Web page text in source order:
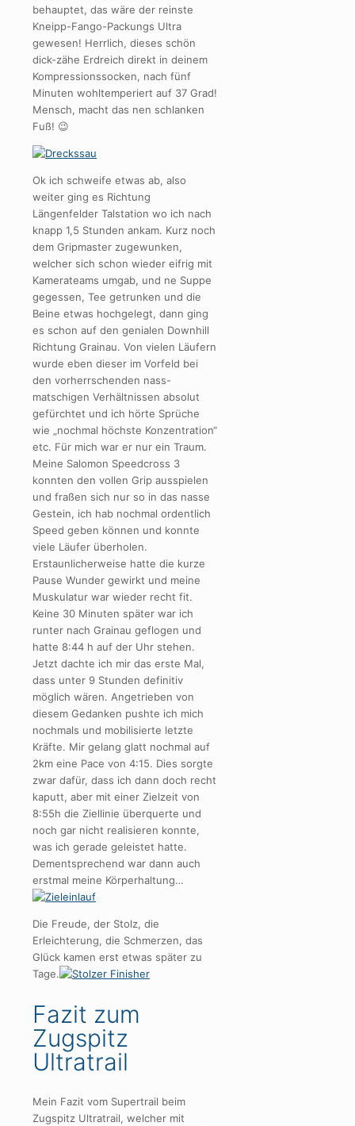
behauptet, das wäre der reinste
Kneipp-Fango-Packungs Ultra
gewesen! Herrlich, dieses schön
dick-zähe Erdreich direkt in deinem
Kompressionssocken, nach fünf
Minuten wohltemperiert auf 37 Grad!
Mensch, macht das nen schlanken
Fuß! 😉
Ok ich schweife etwas ab, also
weiter ging es Richtung
Längenfelder Talstation wo ich nach
knapp 1,5 Stunden ankam. Kurz noch
dem Gripmaster zugewunken,
welcher sich schon wieder eifrig mit
Kamerateams umgab, und ne Suppe
gegessen, Tee getrunken und die
Beine etwas hochgelegt, dann ging
es schon auf den genialen Downhill
Richtung Grainau. Von vielen Läufern
wurde eben dieser im Vorfeld bei
den vorherrschenden nass-
matschigen Verhältnissen absolut
gefürchtet und ich hörte Sprüche
wie „nochmal höchste Konzentration“
etc. Für mich war er nur ein Traum.
Meine Salomon Speedcross 3
konnten den vollen Grip ausspielen
und fraßen sich nur so in das nasse
Gestein, ich hab nochmal ordentlich
Speed geben können und konnte
viele Läufer überholen.
Erstaunlicherweise hatte die kurze
Pause Wunder gewirkt und meine
Muskulatur war wieder recht fit.
Keine 30 Minuten später war ich
runter nach Grainau geflogen und
hatte 8:44 h auf der Uhr stehen.
Jetzt dachte ich mir das erste Mal,
dass unter 9 Stunden definitiv
möglich wären. Angetrieben von
diesem Gedanken pushte ich mich
nochmals und mobilisierte letzte
Kräfte. Mir gelang glatt nochmal auf
2km eine Pace von 4:15. Dies sorgte
zwar dafür, dass ich dann doch recht
kaputt, aber mit einer Zielzeit von
8:55h die Ziellinie überquerte und
noch gar nicht realisieren konnte,
was ich gerade geleistet hatte.
Dementsprechend war dann auch
erstmal meine Körperhaltung…
Die Freude, der Stolz, die
Erleichterung, die Schmerzen, das
Glück kamen erst etwas später zu
Tage.
Fazit zum
Zugspitz
Ultratrail
Mein Fazit vom Supertrail beim
Zugspitz Ultratrail, welcher mit